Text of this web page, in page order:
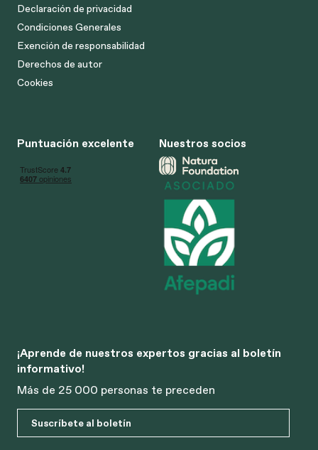
Declaración de privacidad
Condiciones Generales
Exención de responsabilidad
Derechos de autor
Cookies
Puntuación excelente Nuestros socios
¡Aprende de nuestros expertos gracias al boletín
informativo!
Más de 25 000 personas te preceden
Suscríbete al boletín